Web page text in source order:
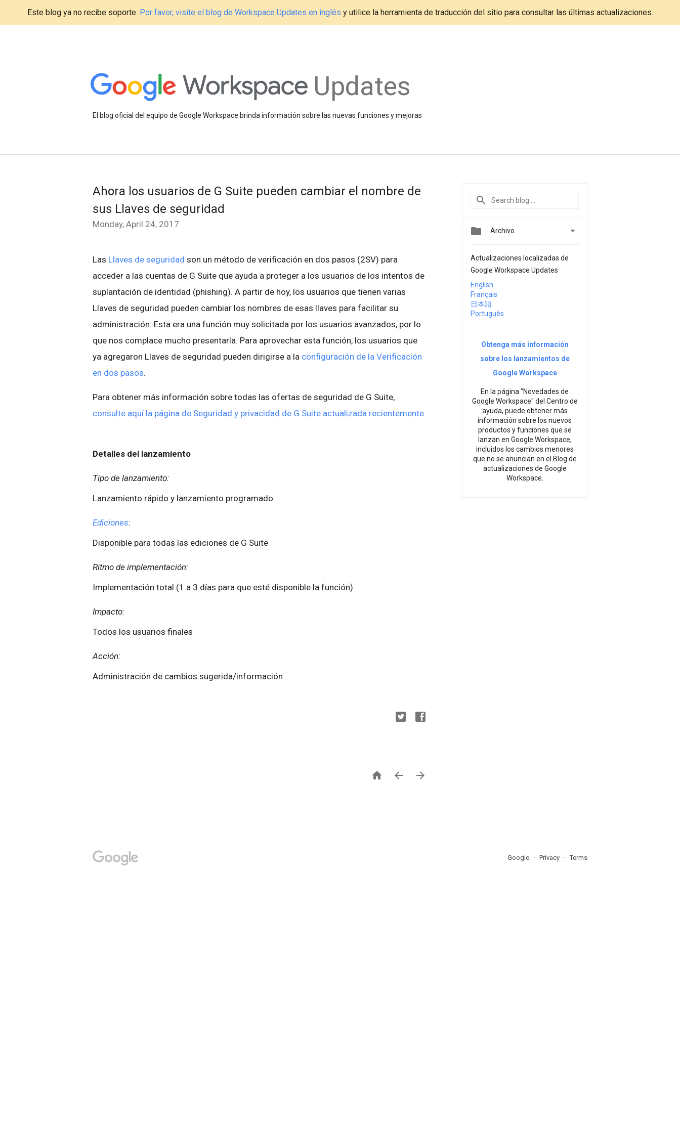
Este blog ya no recibe soporte. Por favor, visite el blog de Workspace Updates en inglés y utilice la herramienta de traducción del sitio para consultar las últimas actualizaciones.
Updates
El blog oficial del equipo de Google Workspace brinda información sobre las nuevas funciones y mejoras
Ahora los usuarios de G Suite pueden cambiar el nombre de
sus Llaves de seguridad
Monday, April 24, 2017
Las Llaves de seguridad son un método de verificación en dos pasos (2SV) para
acceder a las cuentas de G Suite que ayuda a proteger a los usuarios de los intentos de
suplantación de identidad (phishing). A partir de hoy, los usuarios que tienen varias
Llaves de seguridad pueden cambiar los nombres de esas llaves para facilitar su
administración. Esta era una función muy solicitada por los usuarios avanzados, por lo
que nos complace mucho presentarla. Para aprovechar esta función, los usuarios que
ya agregaron Llaves de seguridad pueden dirigirse a la configuración de la Verificación
en dos pasos.
Para obtener más información sobre todas las ofertas de seguridad de G Suite,
consulte aquí la página de Seguridad y privacidad de G Suite actualizada recientemente.
Detalles del lanzamiento
Tipo de lanzamiento:
Lanzamiento rápido y lanzamiento programado
Ediciones:
Disponible para todas las ediciones de G Suite
Ritmo de implementación:
Implementación total (1 a 3 días para que esté disponible la función)
Impacto:
Todos los usuarios finales
Acción:
Administración de cambios sugerida/información
  
 Archivo 
Actualizaciones localizadas de
Google Workspace Updates
English
Français
日本語
Português
Obtenga más información
sobre los lanzamientos de
Google Workspace
En la página "Novedades de
Google Workspace" del Centro de
ayuda, puede obtener más
información sobre los nuevos
productos y funciones que se
lanzan en Google Workspace,
incluidos los cambios menores
que no se anuncian en el Blog de
actualizaciones de Google
Workspace.
Google Privacy Terms